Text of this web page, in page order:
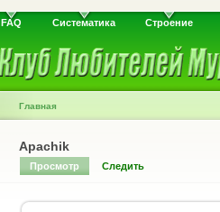
FAQ Систематика Строение
Главная
Apachik
Просмотр Следить